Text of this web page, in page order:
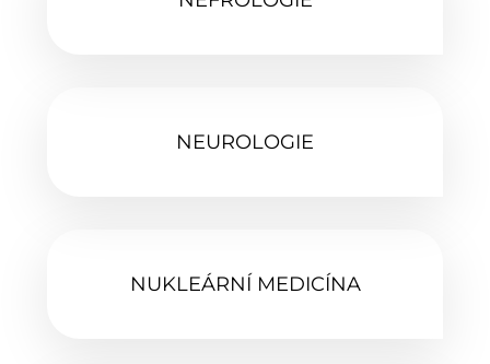
NEUROLOGIE‎
NUKLEÁRNÍ MEDICÍNA‎